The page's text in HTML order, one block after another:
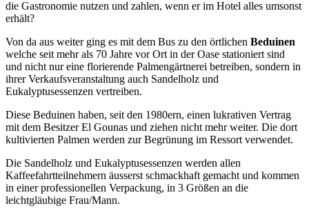
die Gastronomie nutzen und zahlen, wenn er im Hotel alles umsonst
erhält?
Von da aus weiter ging es mit dem Bus zu den örtlichen Beduinen
welche seit mehr als 70 Jahre vor Ort in der Oase stationiert sind
und nicht nur eine florierende Palmengärtnerei betreiben, sondern in
ihrer Verkaufsveranstaltung auch Sandelholz und
Eukalyptusessenzen vertreiben.
Diese Beduinen haben, seit den 1980ern, einen lukrativen Vertrag
mit dem Besitzer El Gounas und ziehen nicht mehr weiter. Die dort
kultivierten Palmen werden zur Begrünung im Ressort verwendet.
Die Sandelholz und Eukalyptusessenzen werden allen
Kaffeefahrtteilnehmern äusserst schmackhaft gemacht und kommen
in einer professionellen Verpackung, in 3 Größen an die
leichtgläubige Frau/Mann.